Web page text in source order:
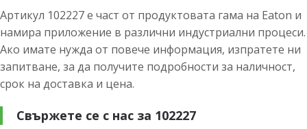
Артикул 102227 е част от продуктовата гама на Eaton и
намира приложение в различни индустриални процеси.
Ако имате нужда от повече информация, изпратете ни
запитване, за да получите подробности за наличност,
срок на доставка и цена.
Свържете се с нас за 102227